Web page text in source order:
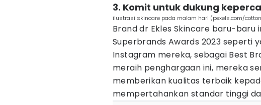
3. Komit untuk dukung
ilustrasi skincare pada malam hari (pexels.com/
Brand dr Ekles Skincare baru-
Superbrands Awards 2023 seperti
Instagram mereka, sebagai Best
meraih penghargaan ini, mereka
memberikan kualitas terbaik
mempertahankan standar tinggi